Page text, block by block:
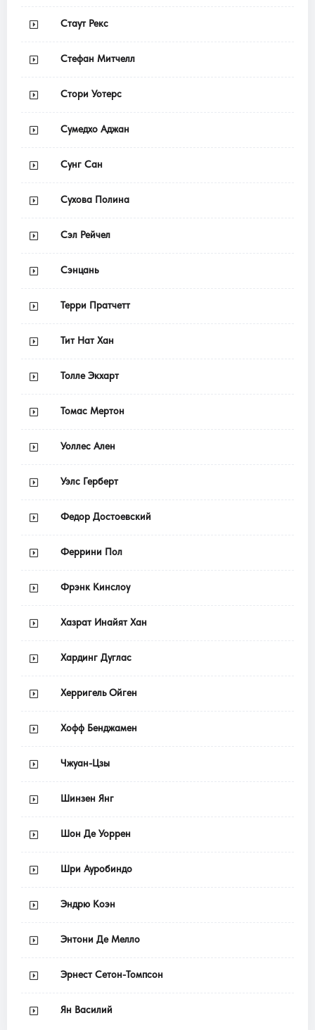
Стаут Рекс
Стефан Митчелл
Стори Уотерс
Сумедхо Аджан
Сунг Сан
Сухова Полина
Сэл Рейчел
Сэнцань
Терри Пратчетт
Тит Нат Хан
Толле Экхарт
Томас Мертон
Уоллес Ален
Уэлс Герберт
Федор Достоевский
Феррини Пол
Фрэнк Кинслоу
Хазрат Инайят Хан
Хардинг Дуглас
Херригель Ойген
Хофф Бенджамен
Чжуан-Цзы
Шинзен Янг
Шон Де Уоррен
Шри Ауробиндо
Эндрю Коэн
Энтони Де Мелло
Эрнест Сетон-Томпсон
Ян Василий